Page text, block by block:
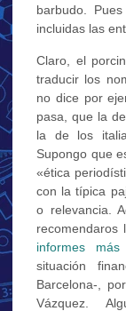
barbudo.
incluidas las
Claro, el
traducir los
no dice por
pasa, que la
la de los
Supongo que
«ética
con la típica
o relevancia.
recomendaros
informes más
situación
Barcelona-,
Vázquez.